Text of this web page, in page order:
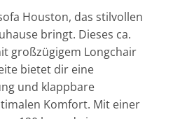
Houston, das stilvollen
bringt. Dieses ca.
großzügigem Longchair
bietet dir eine
und klappbare
Komfort. Mit einer